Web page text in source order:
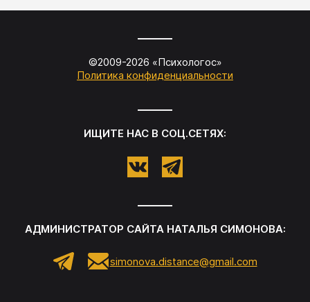
©2009-2026 «Психологос»
Политика конфиденциальности
ИЩИТЕ НАС В СОЦ.СЕТЯХ:
АДМИНИСТРАТОР САЙТА НАТАЛЬЯ СИМОНОВА:
simonova.distance@gmail.com